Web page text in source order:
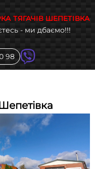
98
ТЯГАЧІВ ШЕПЕТІВКА
- ми дбаємо!!!